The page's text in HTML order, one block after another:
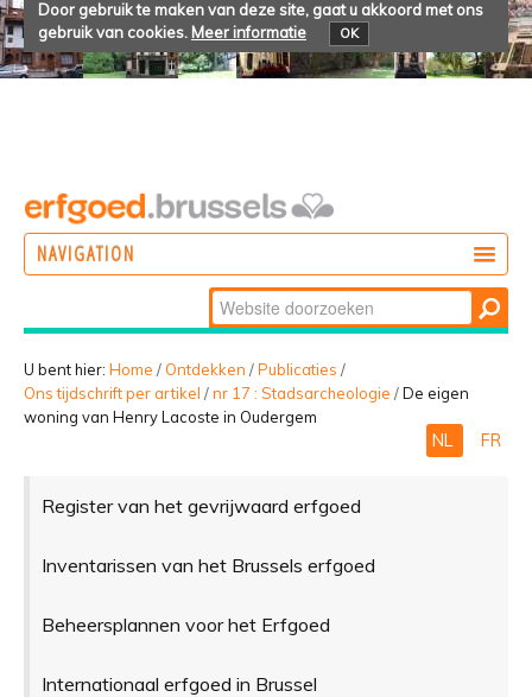
Door gebruik te maken van deze site, gaat u akkoord met ons
gebruik van cookies. Meer informatie OK
NAVIGATION
BELEVEN
Zoek
Geavanceerd
zoeken...
U bent hier: Home / Ontdekken /Publicaties /
Ons tijdschrift per artikel /nr 17 : Stadsarcheologie /De eigen
woning van Henry Lacoste in Oudergem
NL FR
Register van het gevrijwaard erfgoed
Inventarissen van het Brussels erfgoed
Beheersplannen voor het Erfgoed
Internationaal erfgoed in Brussel